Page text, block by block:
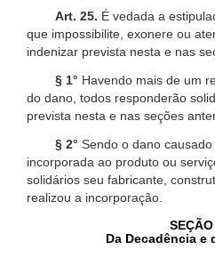
Art. 25. É vedada a
que impossibilite, exonere ou
indenizar prevista nesta e nas
§ 1° Havendo mais de um
do dano, todos responderão
prevista nesta e nas seções
§ 2° Sendo o dano
incorporada ao produto ou
solidários seu fabricante,
realizou a incorporação.
Da Decadência e